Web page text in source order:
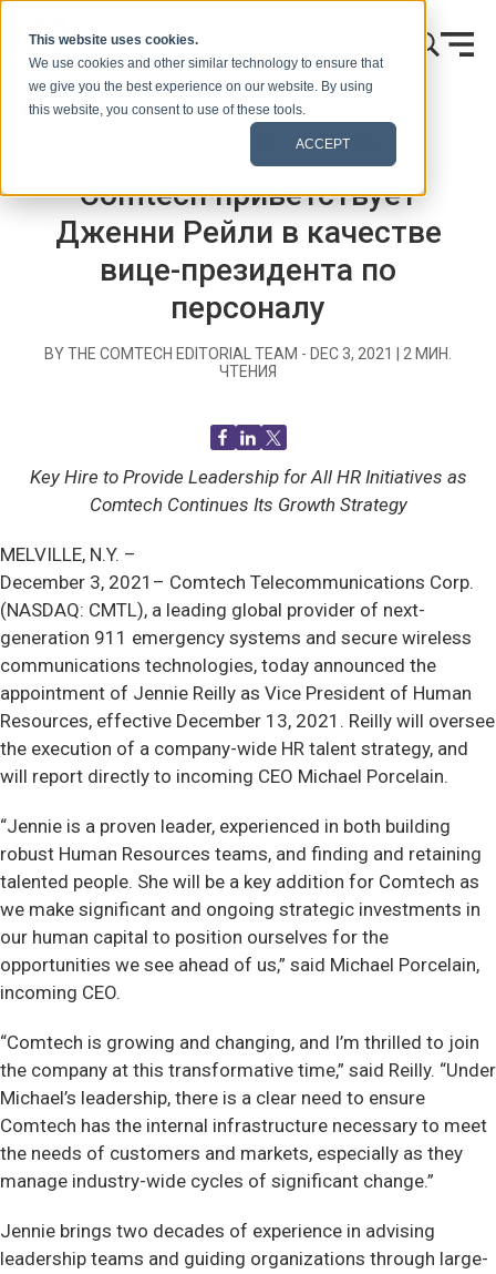
This website uses cookies.
We use cookies and other similar technology to ensure that
we give you the best experience on our website. By using
this website, you consent to use of these tools.
ACCEPT
Пресс-релизы
Comtech приветствует
Дженни Рейли в качестве
вице-президента по
персоналу
BY THE COMTECH EDITORIAL TEAM - DEC 3, 2021 2 МИН.
ЧТЕНИЯ
Key Hire to Provide Leadership for All HR Initiatives as
Comtech Continues Its Growth Strategy
MELVILLE, N.Y. –
December 3, 2021– Comtech Telecommunications Corp.
(NASDAQ: CMTL), a leading global provider of next-
generation 911 emergency systems and secure wireless
communications technologies, today announced the
appointment of Jennie Reilly as Vice President of Human
Resources, effective December 13, 2021. Reilly will oversee
the execution of a company-wide HR talent strategy, and
will report directly to incoming CEO Michael Porcelain.
“Jennie is a proven leader, experienced in both building
robust Human Resources teams, and finding and retaining
talented people. She will be a key addition for Comtech as
we make significant and ongoing strategic investments in
our human capital to position ourselves for the
opportunities we see ahead of us,” said Michael Porcelain,
incoming CEO.
“Comtech is growing and changing, and I’m thrilled to join
the company at this transformative time,” said Reilly. “Under
Michael’s leadership, there is a clear need to ensure
Comtech has the internal infrastructure necessary to meet
the needs of customers and markets, especially as they
manage industry-wide cycles of significant change.”
Jennie brings two decades of experience in advising
leadership teams and guiding organizations through large-